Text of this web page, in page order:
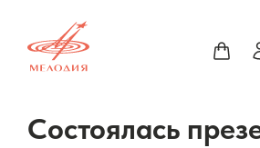
Состоялась